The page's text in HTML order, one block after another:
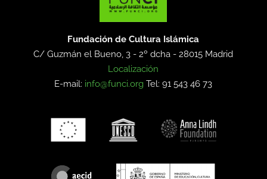
Fundación de Cultura Islámica
C/ Guzmán el Bueno, 3 - 2º dcha -28015 Madrid
Localización
E-mail: info@funci.org Tel: 91 543 46 73